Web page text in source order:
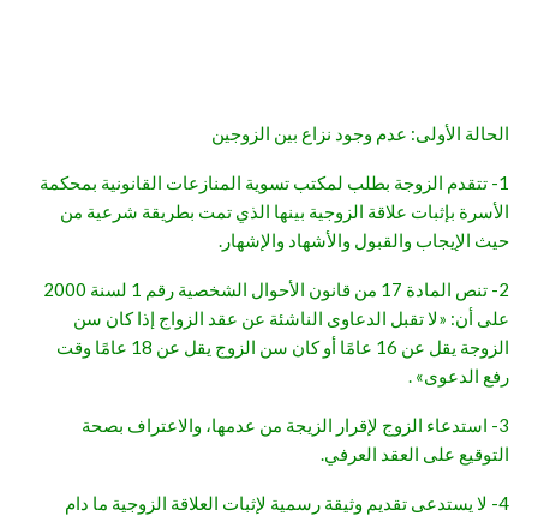
الحالة الأولى: عدم وجود نزاع بين الزوجين
1- تتقدم الزوجة بطلب لمكتب تسوية المنازعات القانونية بمحكمة
الأسرة بإثبات علاقة الزوجية بينها الذي تمت بطريقة شرعية من
حيث الإيجاب والقبول والأشهاد والإشهار.
2- تنص المادة 17 من قانون الأحوال الشخصية رقم 1 لسنة 2000
على أن: «لا تقبل الدعاوى الناشئة عن عقد الزواج إذا كان سن
الزوجة يقل عن 16 عامًا أو كان سن الزوج يقل عن 18 عامًا وقت
رفع الدعوى» .
3- استدعاء الزوج لإقرار الزيجة من عدمها، والاعتراف بصحة
التوقيع على العقد العرفي.
4- لا يستدعى تقديم وثيقة رسمية لإثبات العلاقة الزوجية ما دام